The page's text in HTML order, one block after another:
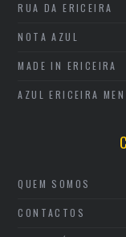
RUA DA ERICEIRA
NOTA AZUL
MADE IN ERICEIRA
AZUL ERICEIRA
QUEM SOMOS
CONTACTOS